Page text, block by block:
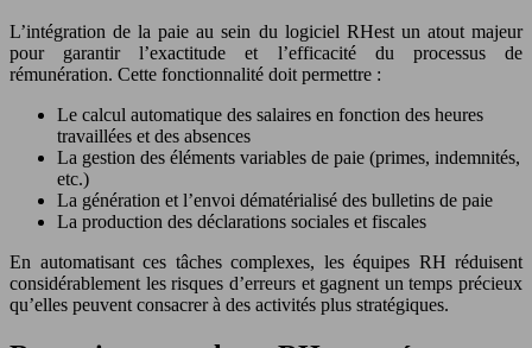
L’intégration de la paie au sein du logiciel RHest un atout majeur
pour garantir l’exactitude et l’efficacité du processus de
rémunération. Cette fonctionnalité doit permettre :
Le calcul automatique des salaires en fonction des heures
travaillées et des absences
La gestion des éléments variables de paie (primes, indemnités,
etc.)
La génération et l’envoi dématérialisé des bulletins de paie
La production des déclarations sociales et fiscales
En automatisant ces tâches complexes, les équipes RH réduisent
considérablement les risques d’erreurs et gagnent un temps précieux
qu’elles peuvent consacrer à des activités plus stratégiques.